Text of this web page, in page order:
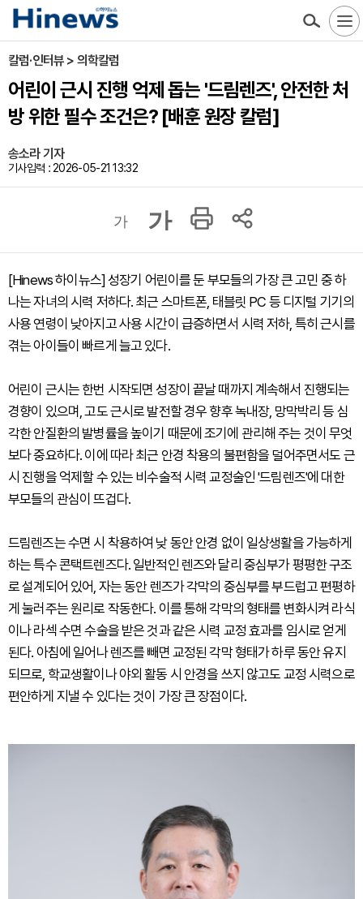
칼럼·인터뷰 > 의학칼럼
어린이 근시 진행 억제 돕는 '드림렌즈', 안전한 처
방 위한 필수 조건은? [배훈 원장 칼럼]
송소라 기자
기사입력 : 2026-05-21 13:32
가 가
[Hinews 하이뉴스] 성장기 어린이를 둔 부모들의 가장 큰 고민 중 하
나는 자녀의 시력 저하다. 최근 스마트폰, 태블릿 PC 등 디지털 기기의
사용 연령이 낮아지고 사용 시간이 급증하면서 시력 저하, 특히 근시를
겪는 아이들이 빠르게 늘고 있다.
어린이 근시는 한번 시작되면 성장이 끝날 때까지 계속해서 진행되는
경향이 있으며, 고도 근시로 발전할 경우 향후 녹내장, 망막박리 등 심
각한 안질환의 발병률을 높이기 때문에 조기에 관리해 주는 것이 무엇
보다 중요하다. 이에 따라 최근 안경 착용의 불편함을 덜어주면서도 근
시 진행을 억제할 수 있는 비수술적 시력 교정술인 '드림렌즈'에 대한
부모들의 관심이 뜨겁다.
드림렌즈는 수면 시 착용하여 낮 동안 안경 없이 일상생활을 가능하게
하는 특수 콘택트렌즈다. 일반적인 렌즈와 달리 중심부가 평평한 구조
로 설계되어 있어, 자는 동안 렌즈가 각막의 중심부를 부드럽고 편평하
게 눌러주는 원리로 작동한다. 이를 통해 각막의 형태를 변화시켜 라식
이나 라섹 수면 수술을 받은 것과 같은 시력 교정 효과를 임시로 얻게
된다. 아침에 일어나 렌즈를 빼면 교정된 각막 형태가 하루 동안 유지
되므로, 학교생활이나 야외 활동 시 안경을 쓰지 않고도 교정 시력으로
편안하게 지낼 수 있다는 것이 가장 큰 장점이다.